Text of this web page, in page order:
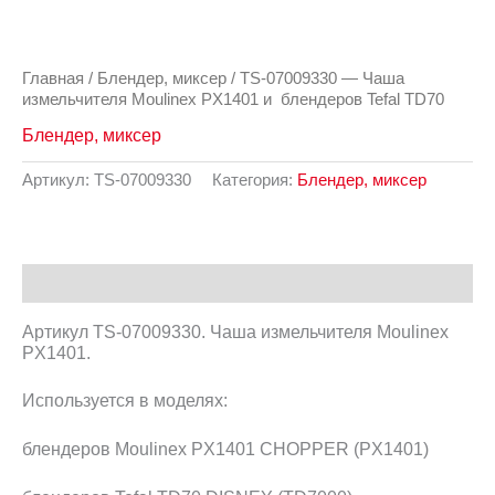
Главная / Блендер, миксер / TS-07009330 — Чаша
измельчителя Moulinex PX1401 и блендеров Tefal TD70
Блендер, миксер
Артикул: TS-07009330 Категория: Блендер, миксер
Артикул TS-07009330. Чаша измельчителя Moulinex
PX1401.
Используется в моделях:
блендеров Moulinex PX1401 CHOPPER (PX1401)